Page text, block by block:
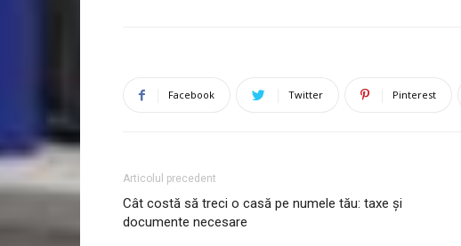
Facebook Twitter Pinterest
Articolul precedent
Cât costă să treci o casă pe numele tău: taxe și
documente necesare